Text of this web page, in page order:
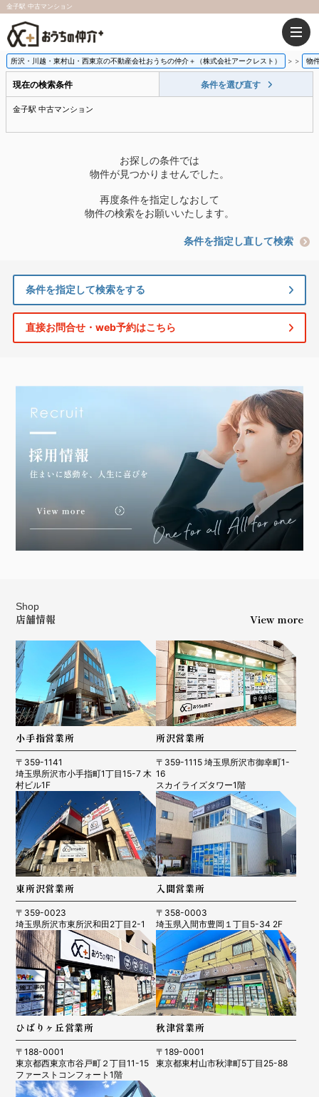
金子駅 中古マンション
所沢・川越・東村山・西東京の不動産会社おうちの仲介＋（株式会社アークレスト） > 物
現在の検索条件 条件を選び直す
金子駅 中古マンション
お探しの条件では
物件が見つかりませんでした。
再度条件を指定しなおして
物件の検索をお願いいたします。
条件を指定し直して検索
条件を指定して検索をする
直接お問合せ・web予約はこちら
Shop
店舗情報 View more
小手指営業所
〒359-1141
埼玉県所沢市小手指町1丁目15-7 木
村ビル1F
所沢営業所
〒359-1115 埼玉県所沢市御幸町1-
16
スカイライズタワー1階
東所沢営業所
〒359-0023
埼玉県所沢市東所沢和田2丁目2-1
入間営業所
〒358-0003
埼玉県入間市豊岡１丁目5-34 2F
ひばりヶ丘営業所
〒188-0001
東京都西東京市谷戸町２丁目11-15
ファーストコンフォート1階
秋津営業所
〒189-0001
東京都東村山市秋津町5丁目25-88